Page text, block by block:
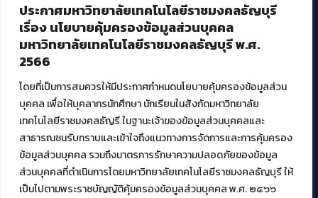
ประกาศมหาวิทยาลัยเทคโนโลยีราชมงคลธัญบุรี
เรื่อง นโยบายคุ้มครองข้อมูลส่วนบุคคล
มหาวิทยาลัยเทคโนโลยีราชมงคลธัญบุรี พ.ศ.
2566
โดยที่เป็นการสมควรให้มีประกาศกำหนดนโยบายคุ้มครองข้อมูลส่วน
บุคคล เพื่อให้บุคลากรนักศึกษา นักเรียนในสังกัดมหาวิทยาลัย
เทคโนโลยีราชมงคลธัญรี ในฐานะเจ้าของข้อมูลส่วนบุคคลและ
สาธารณชนรับทราบและเข้าใจถึงแนวทางการจัดการและการคุ้มครอง
ข้อมูลส่วนบุคคล รวมถึงมาตรการรักษาความปลอดภัยของข้อมูล
ส่วนบุคคลที่ดำเนินการโดยมหาวิทยาลัยเทคโนโลยีราชมงคลธัญบุรี ให้
เป็นไปตามพระราชบัญญัติคุ้มครองข้อมูลส่วนบุคคล พ.ศ. ๒๕๖๖
บริการอื่นๆ ของ สวส.
ศูนย์สื่อดิจิทัล
ศูนย์นวัตกรรมและความรู้
สมัยใหม่ (MoSeC)
งานบริการวิชาการให้กับหน่วยงานภายนอก
โครงการส่งเสริมและพัฒนาผู้ประกอบการ SME โดย. มทร.ธัญบุรี
กิจกรรมการเชื่อมโยงเครือข่ายผู้ให้บริการเครื่องจักรกลทางการ